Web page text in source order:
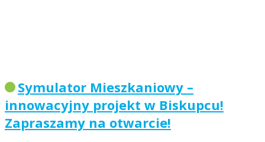
Symulator Mieszkaniowy –
innowacyjny projekt w Biskupcu!
Zapraszamy na otwarcie!